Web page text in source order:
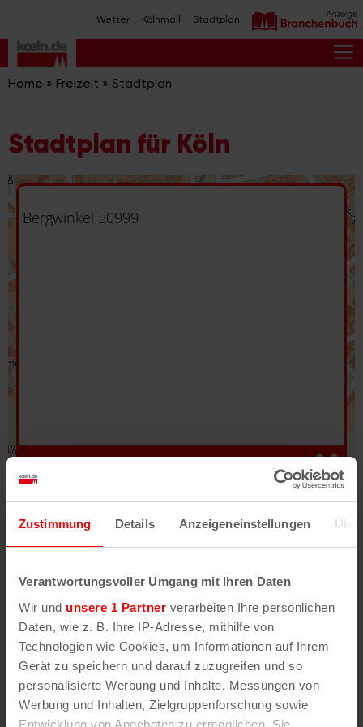
Zustimmung Details Anzeigeneinstellungen
Verantwortungsvoller Umgang mit Ihren Daten
Wir und unsere 1 Partner verarbeiten Ihre persönlichen
Daten, wie z. B. Ihre IP-Adresse, mithilfe von
Technologien wie Cookies, um Informationen auf Ihrem
Gerät zu speichern und darauf zuzugreifen und so
personalisierte Werbung und Inhalte, Messungen von
Werbung und Inhalten, Zielgruppenforschung sowie
Entwicklung von Angeboten zu ermöglichen. Sie
Inhalt
springen
Wetter Kölnmail Stadtplan
Home » Freizeit » Stadtplan
Stadtplan für Köln
Fehler/Problem melden
Darstellung des RVR-Kartenwerks
Stadtplanwerk
erhältst Du unsere koeln.de-Karte mit vielen
weiteren Details wie z.B. Hausnummern.
Unser Stadtplan basiert auf Daten des
OpenStreetMap
-Projekts (
© OpenStreetMap
Mitwirkende
) und von OpenCycleMap.org